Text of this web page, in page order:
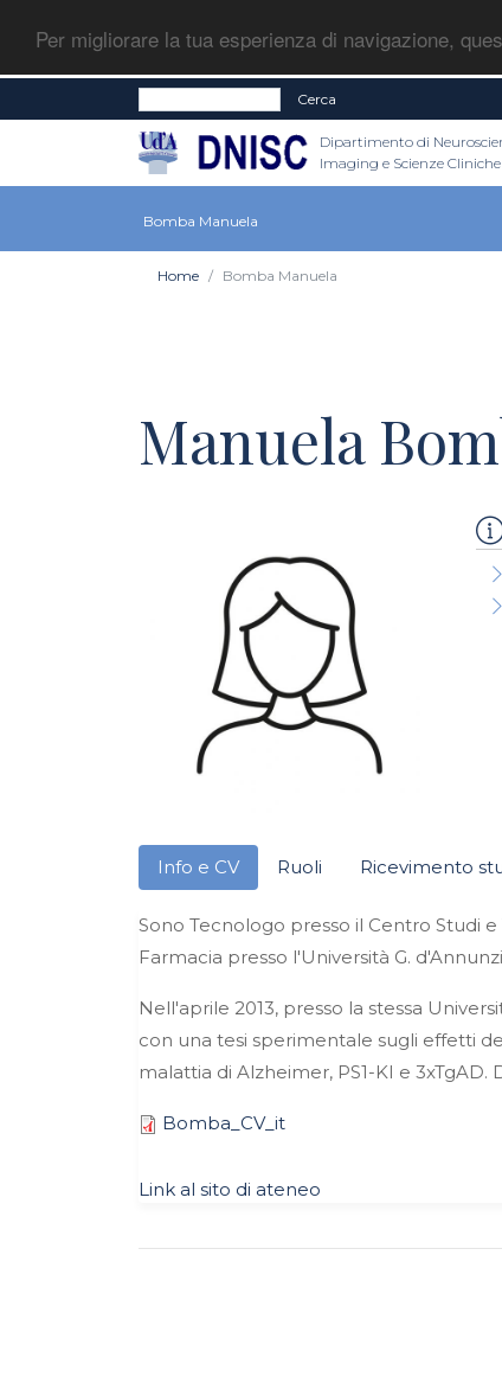
Per migliorare la tua esperienza di navigazione,
Cerca
Dipartimento di
Imaging e Scienze Cliniche
Bomba Manuela
Home Bomba Manuela
Manuela
Info e CV Ruoli Ricevimento
Sono Tecnologo presso il Centro Studi
Farmacia presso l'Università G.
Nell'aprile 2013, presso la stessa
con una tesi sperimentale sugli effetti
malattia di Alzheimer, PS1-KI e
Bomba_CV_it
Link al sito di ateneo